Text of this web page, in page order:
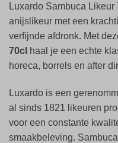
Luxardo Sambuca
anijslikeur met een
verfijnde afdronk. Met
70cl haal je een echte
horeca, borrels en after
Luxardo is een
al sinds 1821 likeuren
voor een constante
smaakbeleving.